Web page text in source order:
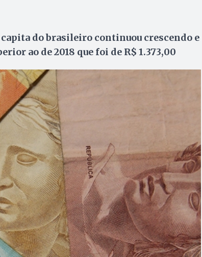
do brasileiro continuou crescendo e
ao de 2018 que foi de R$ 1.373,00